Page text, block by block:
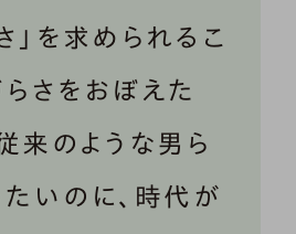
」を求められるこ
さをおぼえた
来のような男ら
いのに、時代が